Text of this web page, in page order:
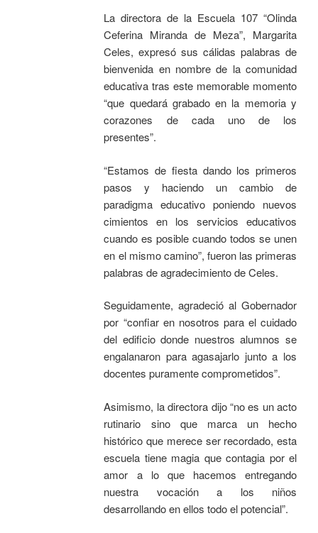
La directora de la Escuela 107 “Olinda
Ceferina Miranda de Meza”, Margarita
Celes, expresó sus cálidas palabras de
bienvenida en nombre de la comunidad
educativa tras este memorable momento
“que quedará grabado en la memoria y
corazones de cada uno de los
presentes”.
“Estamos de fiesta dando los primeros
pasos y haciendo un cambio de
paradigma educativo poniendo nuevos
cimientos en los servicios educativos
cuando es posible cuando todos se unen
en el mismo camino”, fueron las primeras
palabras de agradecimiento de Celes.
Seguidamente, agradeció al Gobernador
por “confiar en nosotros para el cuidado
del edificio donde nuestros alumnos se
engalanaron para agasajarlo junto a los
docentes puramente comprometidos”.
Asimismo, la directora dijo “no es un acto
rutinario sino que marca un hecho
histórico que merece ser recordado, esta
escuela tiene magia que contagia por el
amor a lo que hacemos entregando
nuestra vocación a los niños
desarrollando en ellos todo el potencial”.